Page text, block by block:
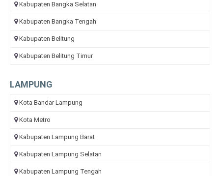
Kabupaten Bangka Selatan
Kabupaten Bangka Tengah
Kabupaten Belitung
Kabupaten Belitung Timur
LAMPUNG
Kota Bandar Lampung
Kota Metro
Kabupaten Lampung Barat
Kabupaten Lampung Selatan
Kabupaten Lampung Tengah